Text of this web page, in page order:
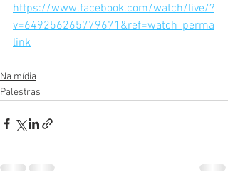
https://www.facebook.com/watch/live/?
v=649256265779671&ref=watch_perma
link
Na mídia
Palestras